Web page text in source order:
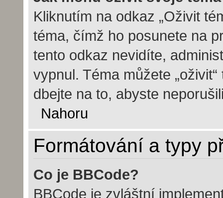
Kliknutím na odkaz „Oživit
téma, čímž ho posunete na
tento odkaz nevidíte,
vypnul. Téma můžete
dbejte na to, abyste
Nahoru
Formátování a typy
Co je BBCode?
BBCode je zvláštní